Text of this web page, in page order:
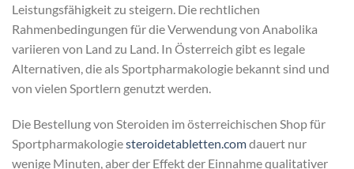
Leistungsfähigkeit zu steigern. Die rechtlichen
Rahmenbedingungen für die Verwendung von Anabolika
variieren von Land zu Land. In Österreich gibt es legale
Alternativen, die als Sportpharmakologie bekannt sind und
von vielen Sportlern genutzt werden.
Die Bestellung von Steroiden im österreichischen Shop für
Sportpharmakologiesteroidetabletten.comdauert nur
wenige Minuten, aber der Effekt der Einnahme qualitativer